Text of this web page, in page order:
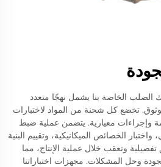
الخاصة بنا يشمل نهجًا متعدد
تخضع كل شحنة من المواد لاختبارات
وإجراءات معيارية. يتضمن عملية ضبط
الخصائص الميكانيكية، وتقييم البنية
وتعقب خلال عملية الإنتاج، مما
وحل المشكلات. مجهزات اختباراتنا